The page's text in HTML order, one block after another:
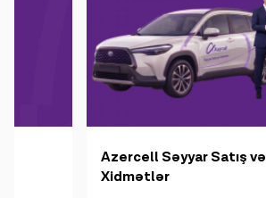
Rouminq
Azercell Səyyar Satış və
Xidmətlər